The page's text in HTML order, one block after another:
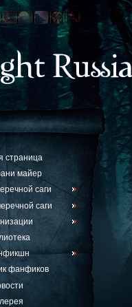
страница
майер
саги
саги
фанфиков